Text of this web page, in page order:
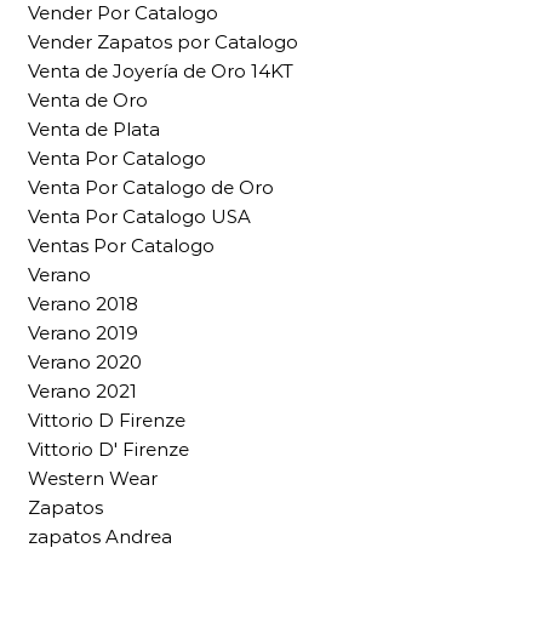
Vender Por Catalogo
Vender Zapatos por Catalogo
Venta de Joyería de Oro 14KT
Venta de Oro
Venta de Plata
Venta Por Catalogo
Venta Por Catalogo de Oro
Venta Por Catalogo USA
Ventas Por Catalogo
Verano
Verano 2018
Verano 2019
Verano 2020
Verano 2021
Vittorio D Firenze
Vittorio D' Firenze
Western Wear
Zapatos
zapatos Andrea